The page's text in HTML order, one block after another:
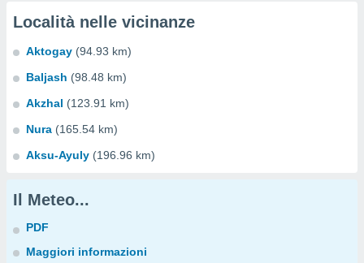
Località nelle vicinanze
Aktogay (94.93 km)
Baljash (98.48 km)
Akzhal (123.91 km)
Nura (165.54 km)
Aksu-Ayuly (196.96 km)
Il Meteo...
PDF
Maggiori informazioni